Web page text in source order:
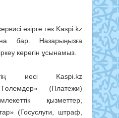
әзірге тек Kaspi.kz
бар. Назарыңызға
керегін ұсынамыз.
иесі Kaspi.kz
(Платежи)
қызметтер,
(Госуслуги, штраф,